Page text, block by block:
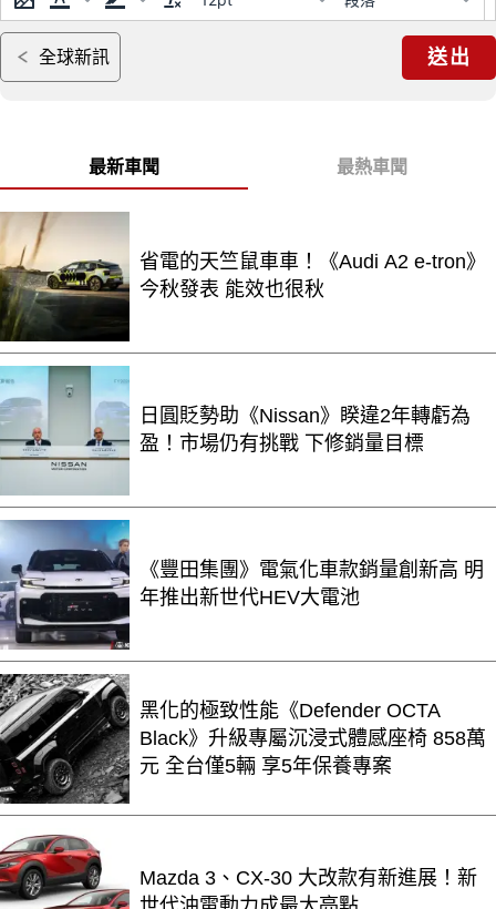
全球新訊 送出
最新車聞 最熱車聞
省電的天竺鼠車車！《Audi A2 e-tron》
今秋發表 能效也很秋
日圓貶勢助《Nissan》睽違2年轉虧為
盈！市場仍有挑戰 下修銷量目標
《豐田集團》電氣化車款銷量創新高 明
年推出新世代HEV大電池
黑化的極致性能《Defender OCTA
Black》升級專屬沉浸式體感座椅 858萬
元 全台僅5輛 享5年保養專案
Mazda 3、CX-30 大改款有新進展！新